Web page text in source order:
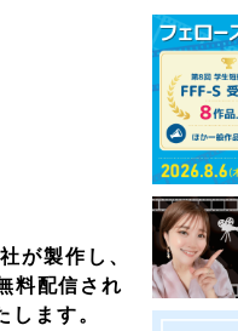
が製作し、
料配信され
ます。